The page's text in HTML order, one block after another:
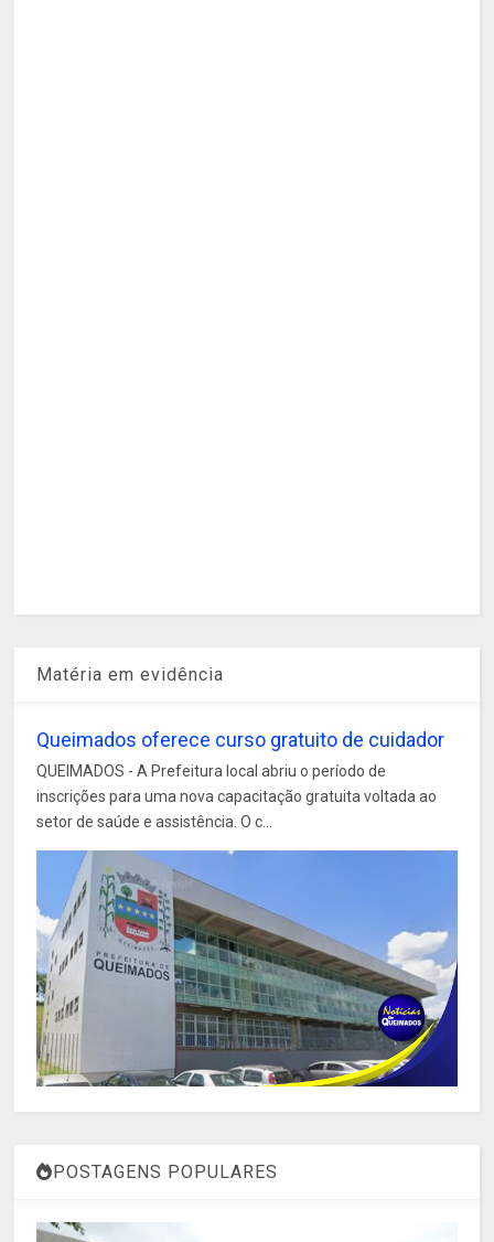
Matéria em evidência
Queimados oferece curso gratuito de cuidador
QUEIMADOS - A Prefeitura local abriu o período de
inscrições para uma nova capacitação gratuita voltada ao
setor de saúde e assistência. O c...
POSTAGENS POPULARES